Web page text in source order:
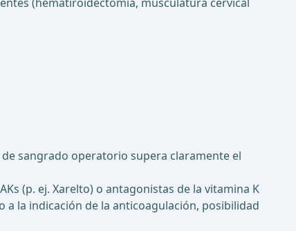
(hematiroidectomía, musculatura cervical
sangrado operatorio supera claramente el
(p. ej. Xarelto) o antagonistas de la vitamina K
la indicación de la anticoagulación, posibilidad